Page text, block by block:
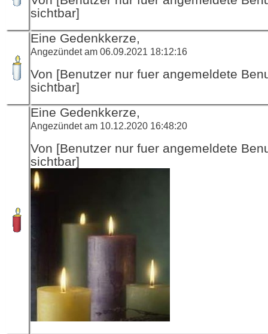
sichtbar]
Eine Gedenkkerze,
Angezündet am 06.09.2021 18:12:16
Von [Benutzer nur fuer angemeldete
sichtbar]
Eine Gedenkkerze,
Angezündet am 10.12.2020 16:48:20
Von [Benutzer nur fuer angemeldete
sichtbar]